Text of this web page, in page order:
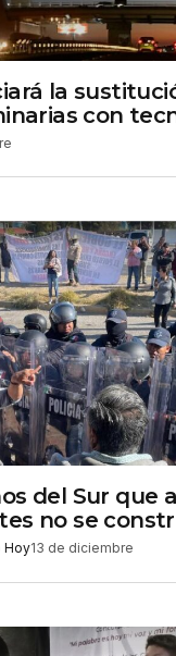
la
con
del Sur que
no se
Hoy13 de diciembre